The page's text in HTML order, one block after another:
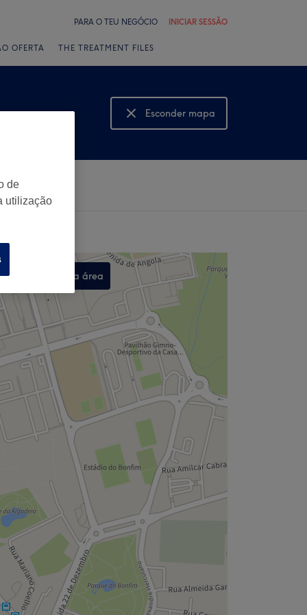
PARA O TEU NEGÓCIO INICIAR SESSÃO
OFERTA THE TREATMENT FILES
Esconder mapa
Mostrar mapa
Procurar nesta área
,
de
utilização